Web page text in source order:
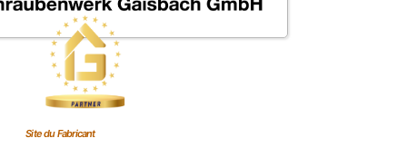
Site du Fabricant